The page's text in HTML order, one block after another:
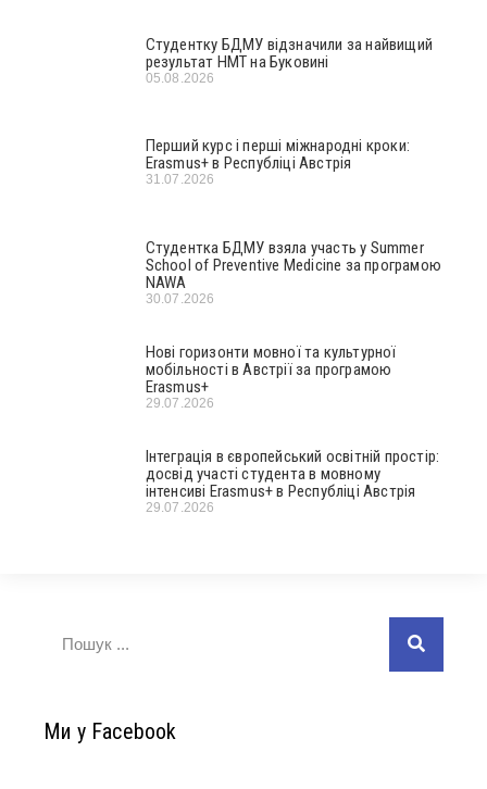
Студентку БДМУ відзначили за найвищий
результат НМТ на Буковині
05.08.2026
Перший курс і перші міжнародні кроки:
Erasmus+ в Республіці Австрія
31.07.2026
Студентка БДМУ взяла участь у Summer
School of Preventive Medicine за програмою
NAWA
30.07.2026
Нові горизонти мовної та культурної
мобільності в Австрії за програмою
Erasmus+
29.07.2026
Інтеграція в європейський освітній простір:
досвід участі студента в мовному
інтенсиві Erasmus+ в Республіці Австрія
29.07.2026
Ми у Facebook